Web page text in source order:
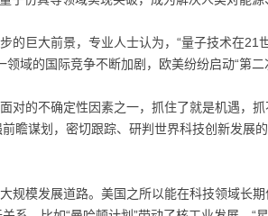
的巨大前景，专业人士认为，“量子技术在
域的国际竞争不断加剧，欧美纷纷启动“第二
对的不确定性因素之一，抓住了就是机遇，
瞻谋划，密切跟踪、研判世界科技创新发展
规模发展道路。美国之所以能在科技领域长